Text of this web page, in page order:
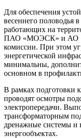
Для обеспечения
весеннего половодья
работающих на
ПАО «МОЭСК» и АО
комиссии. При этом
энергетической
минимальны,
основном в
В рамках подготовки
проводят осмотры
электропередачи.
трансформаторным
дренажные системы и
энергообъектах.